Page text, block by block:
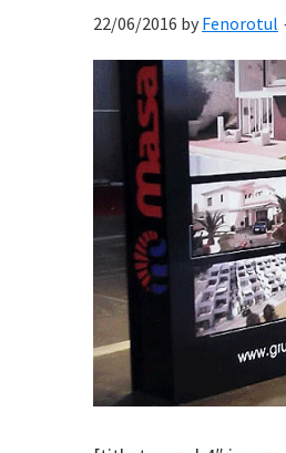
22/06/2016 by Fenorotul